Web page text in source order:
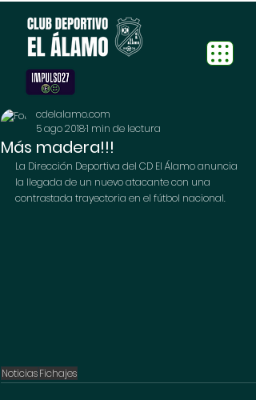
Más madera!!!
cdelalamo.com
5 ago 20181 min de lectura
La Dirección Deportiva del CD El Álamo anuncia
la llegada de un nuevo atacante con una
contrastada trayectoria en el fútbol nacional.
NoticiasFichajes